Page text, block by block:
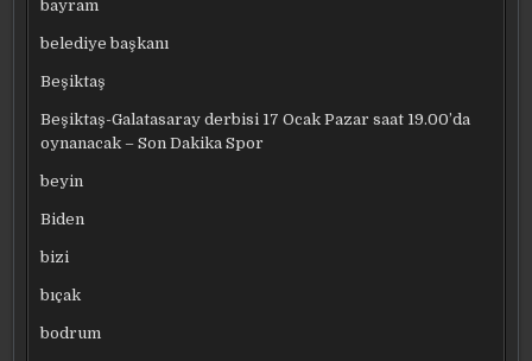
bayram
belediye başkanı
Beşiktaş
Beşiktaş-Galatasaray derbisi 17 Ocak Pazar saat 19.00’da
oynanacak – Son Dakika Spor
beyin
Biden
bizi
bıçak
bodrum